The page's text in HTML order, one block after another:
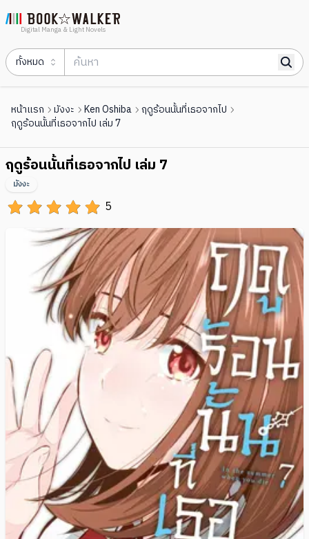
Digital Manga & Light Novels
ทั้งหมด
หน้าแรก มังงะ Ken Oshiba
ฤดูร้อนนั้นที่เธอจากไป
ฤดูร้อนนั้นที่เธอจากไป เล่ม 7
ฤดูร้อนนั้นที่เธอจากไป เล่ม 7
5
มังงะ